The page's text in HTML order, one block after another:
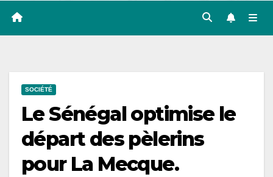
SOCIÉTÉ
Le Sénégal optimise le
départ des pèlerins
pour La Mecque.